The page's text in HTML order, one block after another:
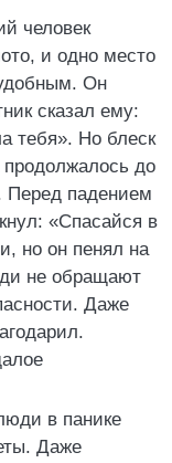
человек
и одно место
Он
сказал ему:
тебя». Но блеск
продолжалось до
Перед падением
«Спасайся в
но он пенял на
не обращают
Даже
в панике
Даже